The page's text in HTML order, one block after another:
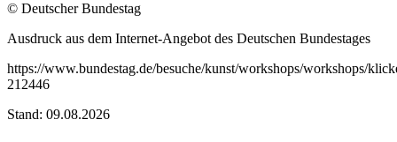
© Deutscher Bundestag
Ausdruck aus dem Internet-Angebot des Deutschen Bundestages
https://www.bundestag.de/besuche/kunst/workshops/workshops/
212446
Stand: 09.08.2026